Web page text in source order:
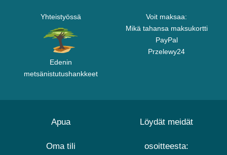
Yhteistyössä
Edenin
metsänistutushankkeet
Voit maksaa:
Mikä tahansa maksukortti
PayPal
Przelewy24
Apua
Oma tili
Löydät meidät
osoitteesta: